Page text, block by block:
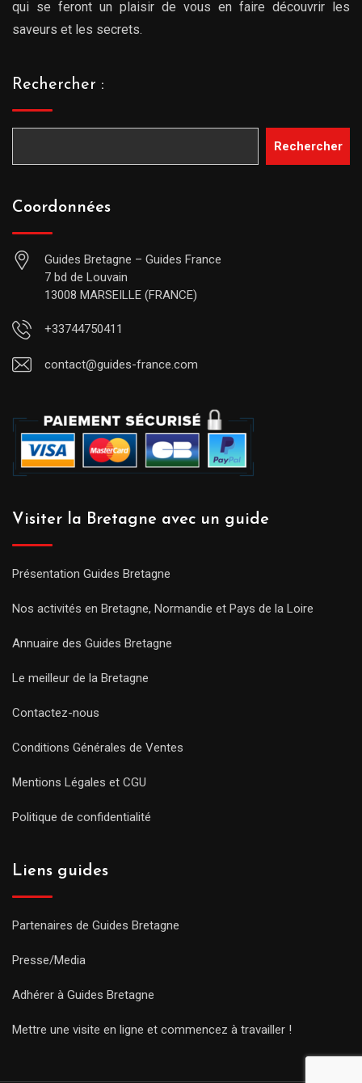
qui se feront un plaisir de vous en faire découvrir les
saveurs et les secrets.
Rechercher :
Rechercher
Coordonnées
Guides Bretagne – Guides France
7 bd de Louvain
13008 MARSEILLE (FRANCE)
+33744750411
contact@guides-france.com
Visiter la Bretagne avec un guide
Présentation Guides Bretagne
Nos activités en Bretagne, Normandie et Pays de la Loire
Annuaire des Guides Bretagne
Le meilleur de la Bretagne
Contactez-nous
Conditions Générales de Ventes
Mentions Légales et CGU
Politique de confidentialité
Liens guides
Partenaires de Guides Bretagne
Presse/Media
Adhérer à Guides Bretagne
Mettre une visite en ligne et commencez à travailler !